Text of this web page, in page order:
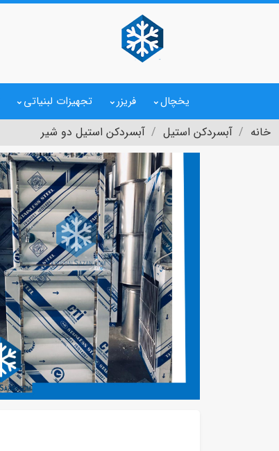
یخچال فریزر تجهیزات لبنیاتی
خانه آبسردکن استیل آبسردکن استیل دو شیر